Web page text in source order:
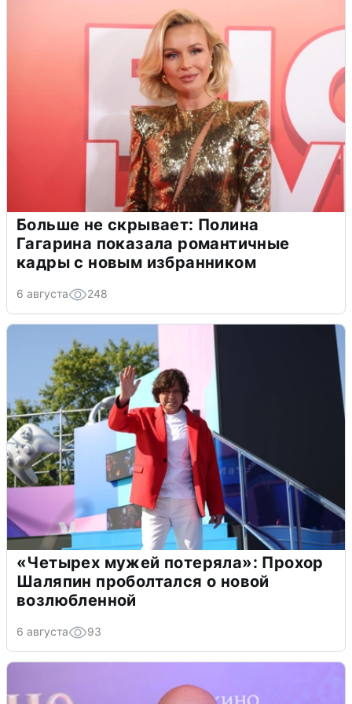
Больше не скрывает: Полина
Гагарина показала романтичные
кадры с новым избранником
6 августа 248
«Четырех мужей потеряла»: Прохор
Шаляпин проболтался о новой
возлюбленной
6 августа 93